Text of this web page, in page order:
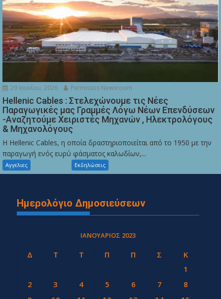
29 Ιουνίου, 2026 Permissos Newsroom
Hellenic Cables : Στελεχώνουμε τις Νέες
Παραγωγικές μας Γραμμές Λόγω Νέων Επενδύσεων
-Αναζητούμε Χειριστές Μηχανών , Ηλεκτρολόγους
& Μηχανολόγους
Η Hellenic Cables, η οποία δραστηριοποιείται από το 1950 με την
παραγωγή ενός ευρύ φάσματος καλωδίων,...
Αγγελιες Εκδηλώσεις
Ημερολόγιο Δημοσιεύσεων
ΙΑΝΟΥΆΡΙΟΣ 2023
Δ Τ Τ Π Π Σ
Κ
1
2
3 4 5 6 7
8